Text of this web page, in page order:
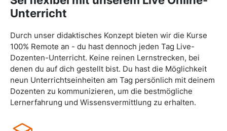
Unterricht
Durch unser didaktisches Konzept bieten wir die Kurse
100% Remote an - du hast dennoch jeden Tag Live-
Dozenten-Unterricht. Keine reinen Lernstrecken, bei
denen du auf dich gestellt bist. Du hast die Möglichkeit
neun Unterrichtseinheiten am Tag persönlich mit deinem
Dozenten zu kommunizieren, um die bestmögliche
Lernerfahrung und Wissensvermittlung zu erhalten.